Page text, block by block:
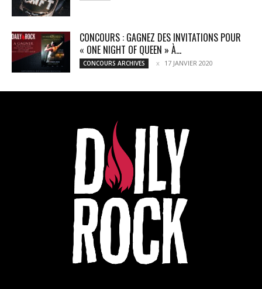
CONCOURS : GAGNEZ DES INVITATIONS POUR
« ONE NIGHT OF QUEEN » À...
CONCOURS ARCHIVES 17 JANVIER 2020